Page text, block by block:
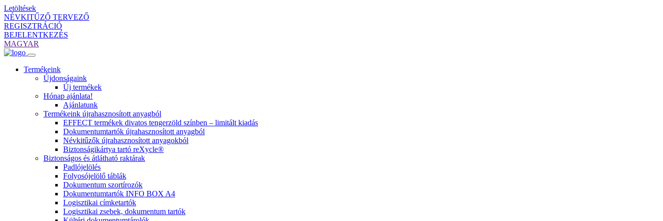
Letöltések
NÉVKITŰZŐ TERVEZŐ
REGISZTRÁCIÓ
BEJELENTKEZÉS
MAGYAR
Termékeink
Újdonságaink
Új termékek
Hónap ajánlata!
Ajánlatunk
Termékeink újrahasznosított anyagból
EFFECT termékek divatos tengerzöld színben – limitált kiadás
Dokumentumtartók újrahasznosított anyagból
Névkitűzők újrahasznosított anyagokból
Biztonságikártya tartó reXycle®
Biztonságos és átlátható raktárak
Padlójelölés
Folyosójelölő táblák
Dokumentum szortírozók
Dokumentumtartók INFO BOX A4
Logisztikai címketartók
Logisztikai zsebek, dokumentum tartók